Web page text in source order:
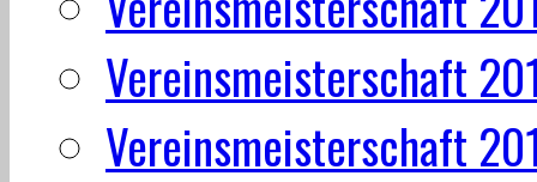
Vereinsmeisterschaft
Vereinsmeisterschaft